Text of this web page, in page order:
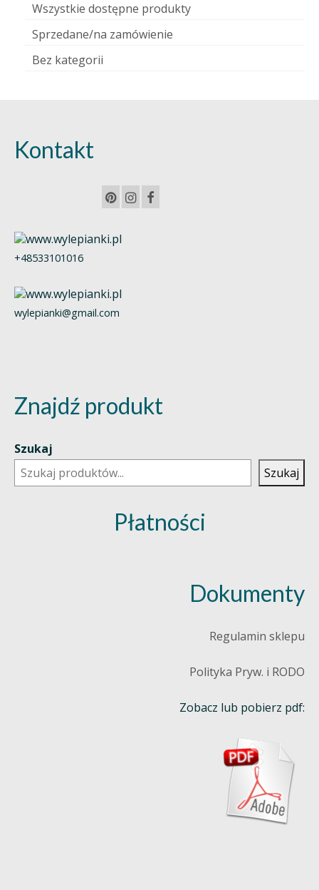
Wszystkie dostępne produkty
Sprzedane/na zamówienie
Bez kategorii
Kontakt
+48533101016
wylepianki@gmail.com
Znajdź produkt
Szukaj
Szukaj
Płatności
Dokumenty
Regulamin sklepu
Polityka Pryw. i RODO
Zobacz lub pobierz pdf: